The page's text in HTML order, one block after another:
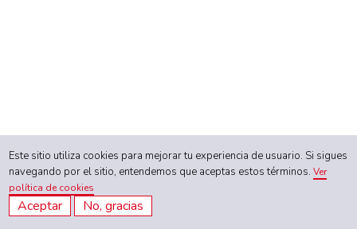
Este sitio utiliza cookies para mejorar tu experiencia de usuario. Si sigues
navegando por el sitio, entendemos que aceptas estos términos.Ver
política de cookies
Aceptar No, gracias